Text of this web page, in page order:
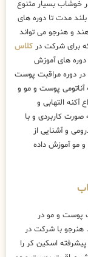
خوشاب بسیار متنوع
مدت تا دوره های
و هنرجو می تواند
برای شرکت در کلاس
دوره های آموزش
دوره مراقبت پوست
پوست و مو و
آکنه التهابی و
کاربردی و با
و آشنایی از
مو آموزش داده
پوست و مو در
هنرجو با شرکت در
اسکین کر را